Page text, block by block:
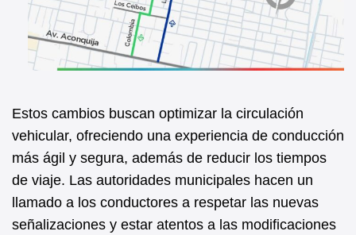
Estos cambios buscan optimizar la circulación
vehicular, ofreciendo una experiencia de conducción
más ágil y segura, además de reducir los tiempos
de viaje. Las autoridades municipales hacen un
llamado a los conductores a respetar las nuevas
señalizaciones y estar atentos a las modificaciones